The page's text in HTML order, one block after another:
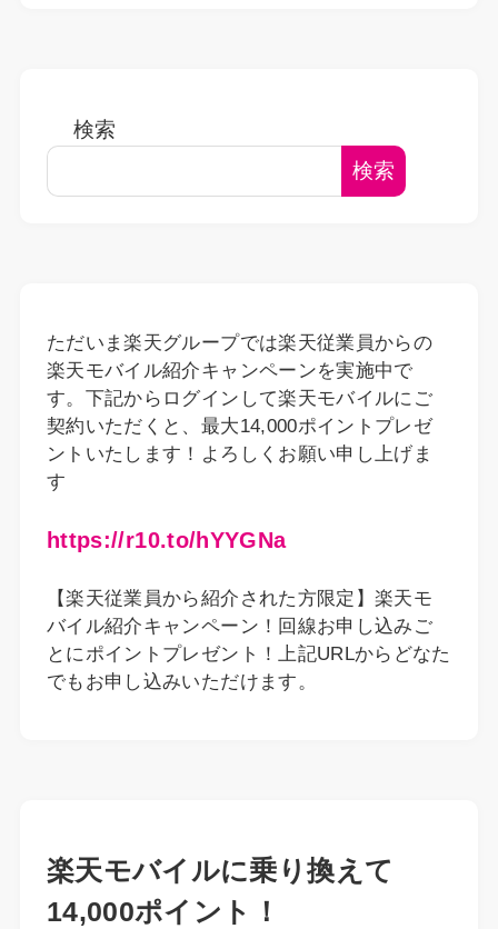
検索
検索
ただいま楽天グループでは楽天従業員からの
楽天モバイル紹介キャンペーンを実施中で
す。下記からログインして楽天モバイルにご
契約いただくと、最大14,000ポイントプレゼ
ントいたします！よろしくお願い申し上げま
す
https://r10.to/hYYGNa
【楽天従業員から紹介された方限定】楽天モ
バイル紹介キャンペーン！回線お申し込みご
とにポイントプレゼント！上記URLからどなた
でもお申し込みいただけます。
楽天モバイルに乗り換えて
14,000ポイント！